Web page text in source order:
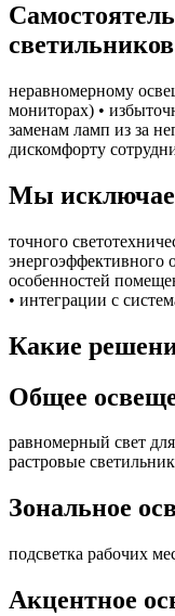
неравномерному
мониторах) •
заменам ламп из за
дискомфорту
Мы
точного
энергоэффективного
особенностей
• интеграции с
Какие
Общее
равномерный свет
растровые
Зональное
подсветка рабочих
Акцентное